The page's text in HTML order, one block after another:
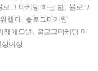
로그 마케팅 하는 법
블로그
헬퍼
블로그마케팅
래애드윈
블로그마케팅 미
상이상